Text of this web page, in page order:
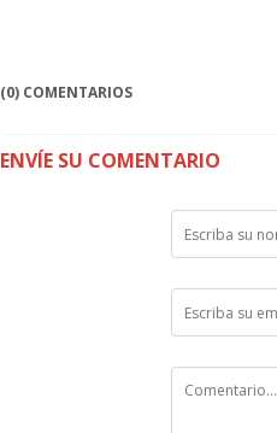
(0) COMENTARIOS
ENVÍE SU COMENTARIO